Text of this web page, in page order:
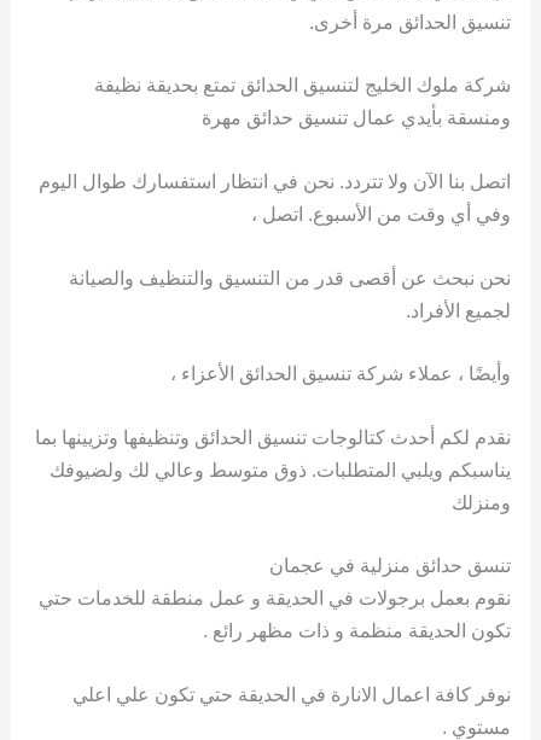
تنسيق الحدائق مرة أخرى.
شركة ملوك الخليج لتنسيق الحدائق تمتع بحديقة نظيفة
ومنسقة بأيدي عمال تنسيق حدائق مهرة
اتصل بنا الآن ولا تتردد. نحن في انتظار استفسارك طوال اليوم
وفي أي وقت من الأسبوع. اتصل ،
نحن نبحث عن أقصى قدر من التنسيق والتنظيف والصيانة
لجميع الأفراد.
وأيضًا ، عملاء شركة تنسيق الحدائق الأعزاء ،
نقدم لكم أحدث كتالوجات تنسيق الحدائق وتنظيفها وتزيينها بما
يناسبكم ويلبي المتطلبات. ذوق متوسط ​​وعالي لك ولضيوفك
ومنزلك
تنسق حدائق منزلية في عجمان
نقوم بعمل برجولات في الحديقة و عمل منطقة للخدمات حتي
تكون الحديقة منظمة و ذات مظهر رائع .
نوفر كافة اعمال الانارة في الحديقة حتي تكون علي اعلي
مستوي .